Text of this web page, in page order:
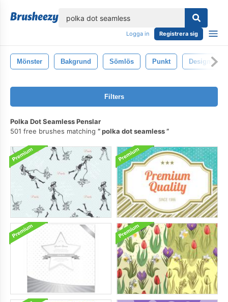
Logga in Registrera sig
Mönster Bakgrund Sömlös Punkt Design
Filters
Polka Dot Seamless Penslar
501 free brushes matching
polka dot seamless